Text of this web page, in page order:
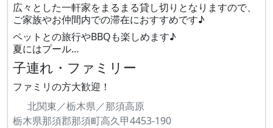
広々とした一軒家をまるまる貸し切りとなりますので、
ご家族やお仲間内での滞在におすすめです♪
ペットとの旅行やBBQも楽しめます♪
夏にはプール…
子連れ・ファミリー
ファミリの方大歓迎！
北関東／栃木県／那須高原
栃木県那須郡那須町高久甲4453-190